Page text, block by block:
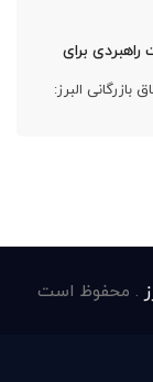
برای
البرز:
. محفوظ است